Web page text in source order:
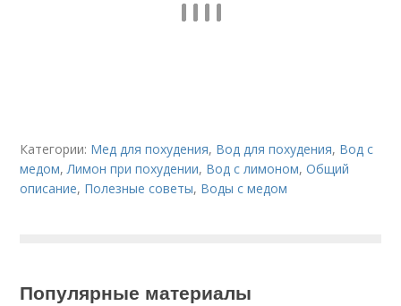
Категории: Мед для похудения, Вод для похудения, Вод с
медом,Лимон при похудении, Вод с лимоном,Общий
описание, Полезные советы, Воды с медом
Популярные материалы